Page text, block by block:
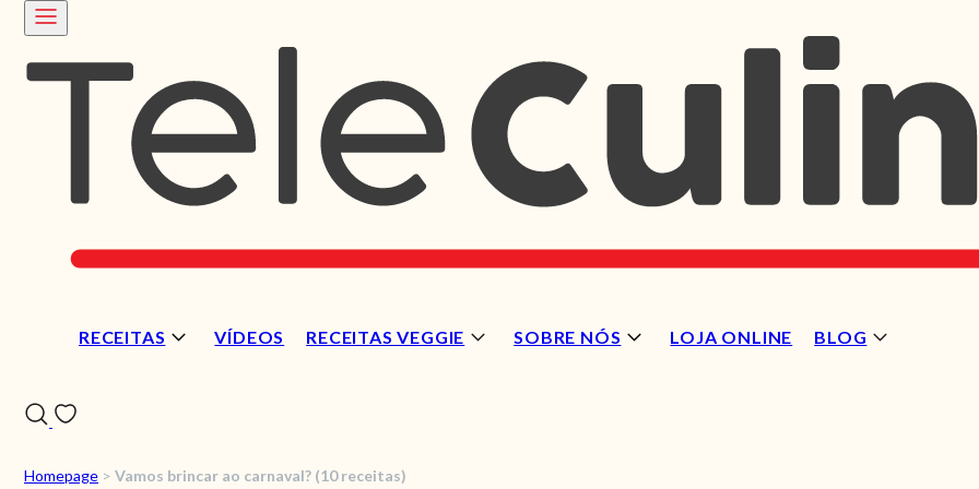
RECEITAS VÍDEOS RECEITAS VEGGIE SOBRE NÓS LOJA ONLINE BLOG
Homepage > Vamos brincar ao carnaval? (10 receitas)